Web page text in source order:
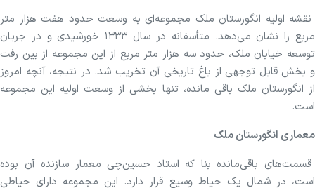
نقشه اولیه انگورستان ملک مجموعه‌ای به وسعت حدود هفت هزار متر
مربع را نشان می‌دهد. متأسفانه در سال ۱۳۳۳ خورشیدی و در جریان
توسعه خیابان ملک، حدود سه هزار متر مربع از این مجموعه از بین رفت
و بخش قابل توجهی از باغ تاریخی آن تخریب شد. در نتیجه، آنچه امروز
از انگورستان ملک باقی مانده، تنها بخشی از وسعت اولیه این مجموعه
است.
معماری انگورستان ملک
قسمت‌های باقی‌مانده بنا که استاد حسین‌چی معمار سازنده آن بوده
است، در شمال یک حیاط وسیع قرار دارد. این مجموعه دارای حیاطی